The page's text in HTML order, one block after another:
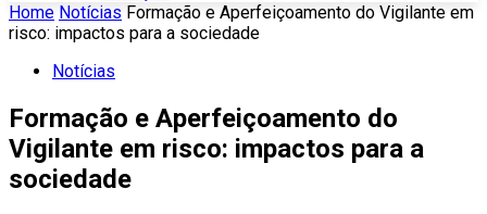
Home Notícias Formação e Aperfeiçoamento do Vigilante em
risco: impactos para a sociedade
Notícias
Formação e Aperfeiçoamento do
Vigilante em risco: impactos para a
sociedade